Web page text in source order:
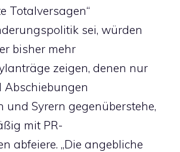
Totalversagen“
sei, würden
bisher mehr
zeigen, denen nur
und Syrern gegenüberstehe,
mit PR-
abfeiere. „Die angebliche